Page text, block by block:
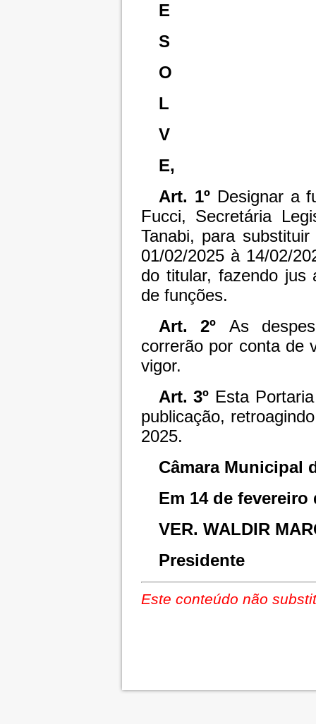
E
S
O
L
V
E,
Art. 1º Designar a
Fucci, Secretária
Tanabi, para
01/02/2025 à 14/02/
do titular, fazendo jus
de funções.
Art. 2º As
correrão por conta de
vigor.
Art. 3º Esta
publicação,
2025.
Câmara Municipal
Em 14 de fevereiro
VER. WALDIR
Presidente
Este conteúdo não